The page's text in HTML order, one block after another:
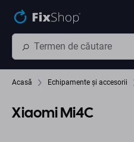
Acasă Echipamente și accesorii
Xiaomi Mi4C